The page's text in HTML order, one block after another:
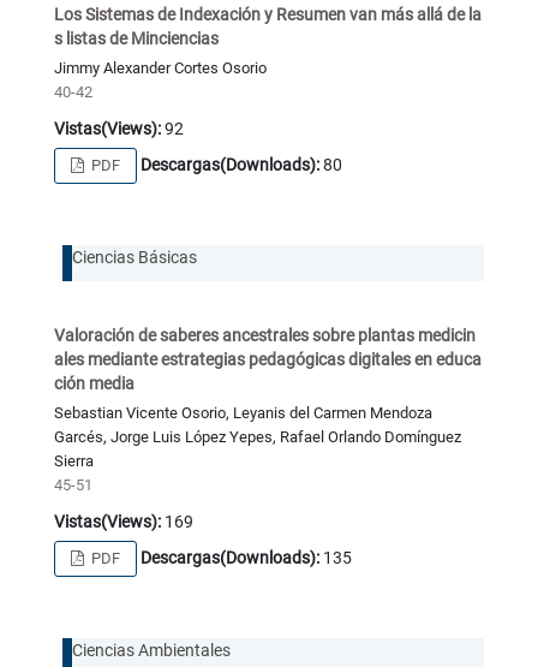
Los Sistemas de Indexación y Resumen van más allá de la
s listas de Minciencias
Jimmy Alexander Cortes Osorio
40-42
Vistas(Views):92
PDF Descargas(Downloads):80
Ciencias Básicas
Valoración de saberes ancestrales sobre plantas medicin
ales mediante estrategias pedagógicas digitales en educa
ción media
Sebastian Vicente Osorio, Leyanis del Carmen Mendoza
Garcés, Jorge Luis López Yepes, Rafael Orlando Domínguez
Sierra
45-51
Vistas(Views):169
PDF Descargas(Downloads): 135
Ciencias Ambientales